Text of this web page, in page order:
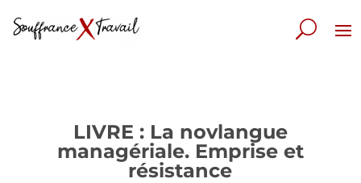
LIVRE : La novlangue
managériale. Emprise et
résistance